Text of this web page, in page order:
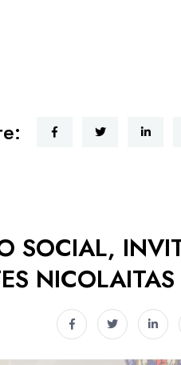
SOCIAL,
NICOLAITAS